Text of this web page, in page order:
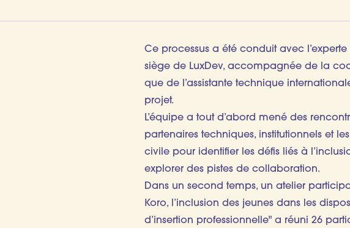
Ce processus a été conduit avec
siège de LuxDev, accompagnée de la
que de l’assistante technique
projet.
L’équipe a tout d’abord mené des
partenaires techniques, institutionnels et
civile pour identifier les défis liés à
explorer des pistes de collaboration.
Dans un second temps, un atelier
Koro, l’inclusion des jeunes dans les
d’insertion professionnelle" a réuni 26